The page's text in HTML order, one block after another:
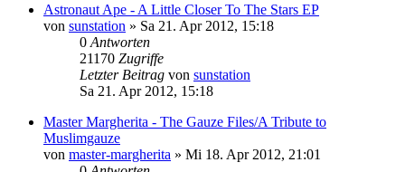
Astronaut Ape - A Little Closer To The Stars EP
von sunstation » Sa 21. Apr 2012, 15:18
0 Antworten
21170 Zugriffe
Letzter Beitrag von sunstation
Sa 21. Apr 2012, 15:18
Master Margherita - The Gauze Files/A Tribute to
Muslimgauze
von master-margherita » Mi 18. Apr 2012, 21:01